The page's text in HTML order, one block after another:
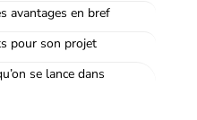
avantages en bref
pour son projet
se lance dans